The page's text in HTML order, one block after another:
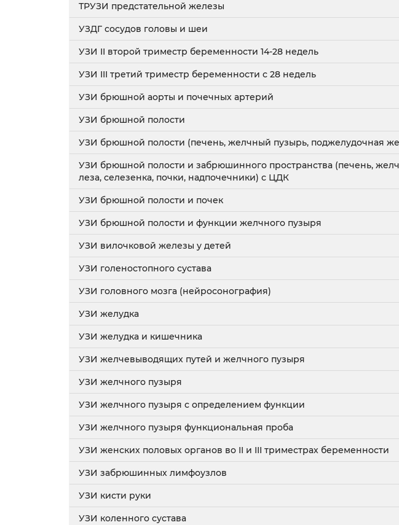
ТРУЗИ предстательной железы
УЗДГ сосудов головы и шеи
УЗИ II второй триместр беременности 14-28 недель
УЗИ III третий триместр беременности с 28 недель
УЗИ брюшной аорты и почечных артерий
УЗИ брюшной полости
УЗИ брюшной полости (печень, желчный пузырь, поджелудочная
УЗИ брюшной полости и забрюшинного пространства (печень,
леза, селезенка, почки, надпочечники) с ЦДК
УЗИ брюшной полости и почек
УЗИ брюшной полости и функции желчного пузыря
УЗИ вилочковой железы у детей
УЗИ голеностопного сустава
УЗИ головного мозга (нейросонография)
УЗИ желудка
УЗИ желудка и кишечника
УЗИ желчевыводящих путей и желчного пузыря
УЗИ желчного пузыря
УЗИ желчного пузыря с определением функции
УЗИ желчного пузыря функциональная проба
УЗИ женских половых органов во II и III триместрах беременности
УЗИ забрюшинных лимфоузлов
УЗИ кисти руки
УЗИ коленного сустава